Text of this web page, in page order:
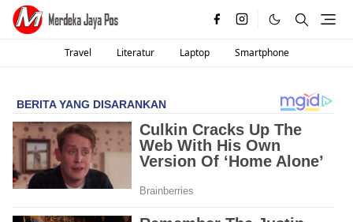
Travel Literatur Laptop Smartphone